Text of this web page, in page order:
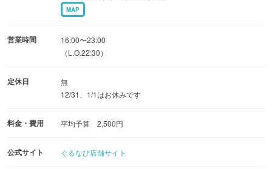
【個室】9名様・10名様・16名様 下見・見学もOKです！
MAP
営業時間
16:00〜23:00
（L.O.22:30）
定休日
無
12/31、1/1はお休みです
料金・費用 平均予算 2,500円
公式サイト ぐるなび店舗サイト